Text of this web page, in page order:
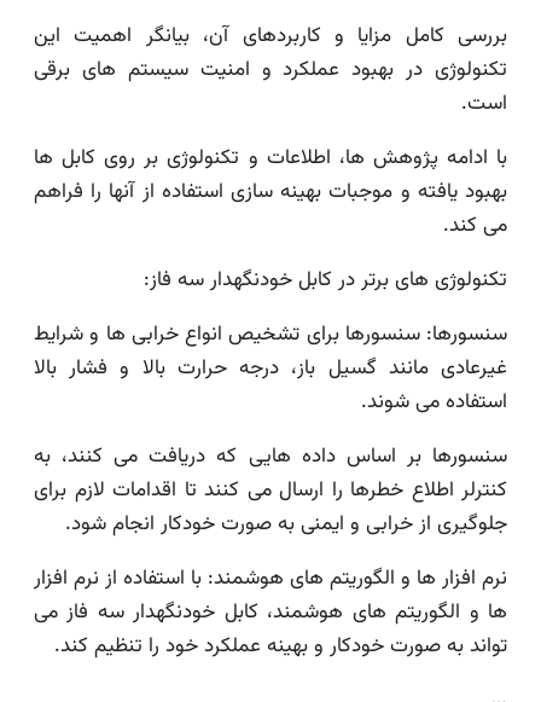
بررسی کامل مزایا و کاربردهای آن، بیانگر اهمیت این
تکنولوژی در بهبود عملکرد و امنیت سیستم های برقی
است.
با ادامه پژوهش ها، اطلاعات و تکنولوژی بر روی کابل ها
بهبود یافته و موجبات بهینه سازی استفاده از آنها را فراهم
می کند.
تکنولوژی های برتر در کابل خودنگهدار سه فاز:
سنسورها: سنسورها برای تشخیص انواع خرابی ها و شرایط
غیرعادی مانند گسیل باز، درجه حرارت بالا و فشار بالا
استفاده می شوند.
سنسورها بر اساس داده هایی که دریافت می کنند، به
کنترلر اطلاع خطرها را ارسال می کنند تا اقدامات لازم برای
جلوگیری از خرابی و ایمنی به صورت خودکار انجام شود.
نرم افزار ها و الگوریتم های هوشمند: با استفاده از نرم افزار
ها و الگوریتم های هوشمند، کابل خودنگهدار سه فاز می
تواند به صورت خودکار و بهینه عملکرد خود را تنظیم کند.